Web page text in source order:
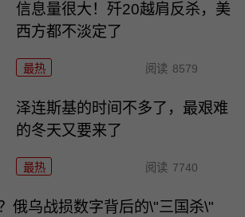
信息量很大！歼20越肩反杀，美
西方都不淡定了
最热 阅读 8579
泽连斯基的时间不多了，最艰难
的冬天又要来了
最热 阅读 7740
俄乌战损数字背后的\"三国杀\"